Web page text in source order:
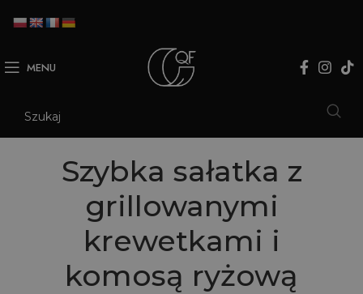
MENU
Szybka sałatka z
grillowanymi
krewetkami i
komosą ryżową